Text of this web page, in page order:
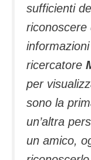
sufficienti
riconoscere
ricercatore
per
sono la
un’altra
un amico,